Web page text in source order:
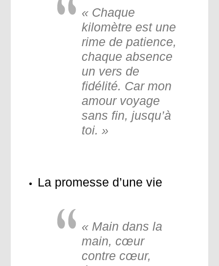
« Chaque
kilomètre est une
rime de patience,
chaque absence
un vers de
fidélité. Car mon
amour voyage
sans fin, jusqu’à
toi. »
La promesse d’une vie
« Main dans la
main, cœur
contre cœur,